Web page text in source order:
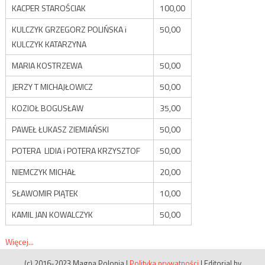
KACPER STAROŚCIAK
100,00
KULCZYK GRZEGORZ POLIŃSKA i
KULCZYK KATARZYNA
50,00
MARIA KOSTRZEWA
50,00
JERZY T MICHAJŁOWICZ
50,00
KOZIOŁ BOGUSŁAW
35,00
PAWEŁ ŁUKASZ ZIEMIAŃSKI
50,00
POTERA LIDIA i POTERA KRZYSZTOF
50,00
NIEMCZYK MICHAŁ
20,00
SŁAWOMIR PIĄTEK
10,00
KAMIL JAN KOWALCZYK
50,00
Więcej...